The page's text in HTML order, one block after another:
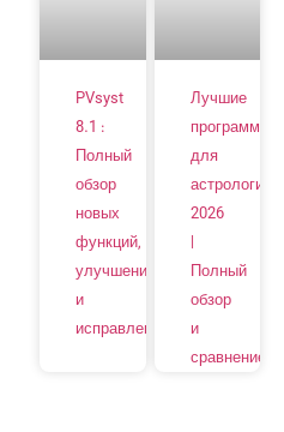
PVsyst
8.1 :
Полный
обзор
новых
функций,
улучшений
и
исправлений
Лучшие
программы
для
астрологии
2026
Полный
обзор
и
сравнение